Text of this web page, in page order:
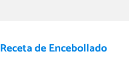
Receta de Encebollado